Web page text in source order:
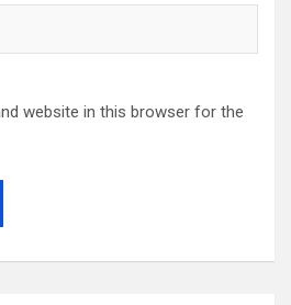
website in this browser for the